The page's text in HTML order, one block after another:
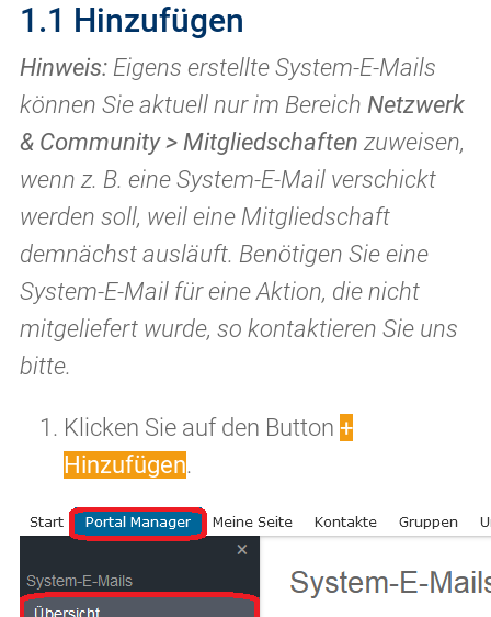
1.1 Hinzufügen
Hinweis:Eigens erstellte System-E-Mails
können Sie aktuell nur im Bereich Netzwerk
& Community > Mitgliedschaften zuweisen,
wenn z. B. eine System-E-Mail verschickt
werden soll, weil eine Mitgliedschaft
demnächst ausläuft. Benötigen Sie eine
System-E-Mail für eine Aktion, die nicht
mitgeliefert wurde, so kontaktieren Sie uns
bitte.
Klicken Sie auf den Button +
Hinzufügen.